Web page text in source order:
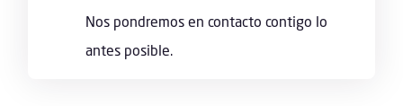
Nos pondremos en contacto contigo lo
antes posible.